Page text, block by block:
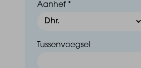
Aanhef *
Tussenvoegsel